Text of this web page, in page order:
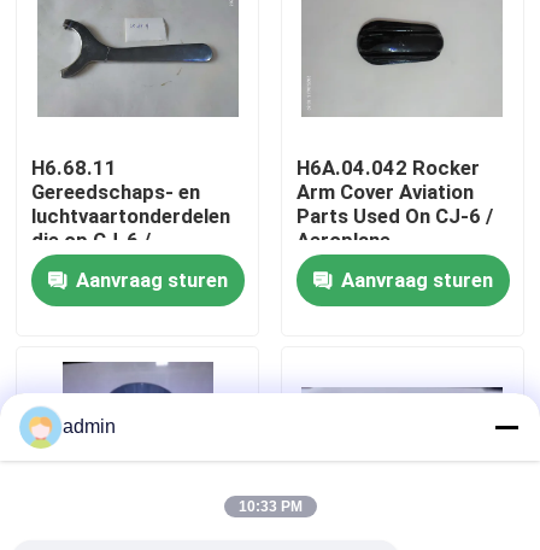
Over ons
Fabriekstocht
Kwaliteitscontrole
Neem contact met ons op
Vraag een offerte
H6.68.11
Gereedschaps- en
luchtvaartonderdelen
die op CJ-6 /
vliegtuigtoebehoren
worden gebruikt
Aanvraag sturen
H6A.04.042 Rocker
Arm Cover Aviation
Parts Used On CJ-6 /
Aeroplane
Accessories
(Vliegtuigonderdelen
voor vliegtuigen)
Aanvraag sturen
admin
10:33 PM